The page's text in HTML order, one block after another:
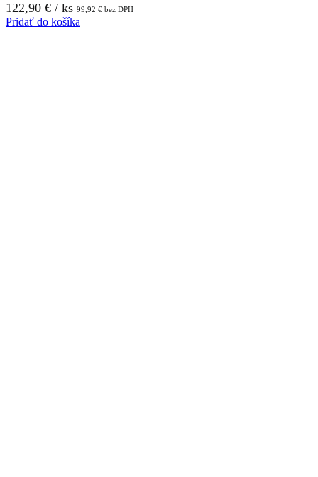
122,90 € / ks 99,92 € bez DPH
Pridať do košíka